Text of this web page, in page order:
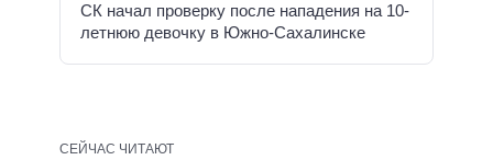
СК начал проверку после нападения на 10-
летнюю девочку в Южно-Сахалинске
СЕЙЧАС ЧИТАЮТ